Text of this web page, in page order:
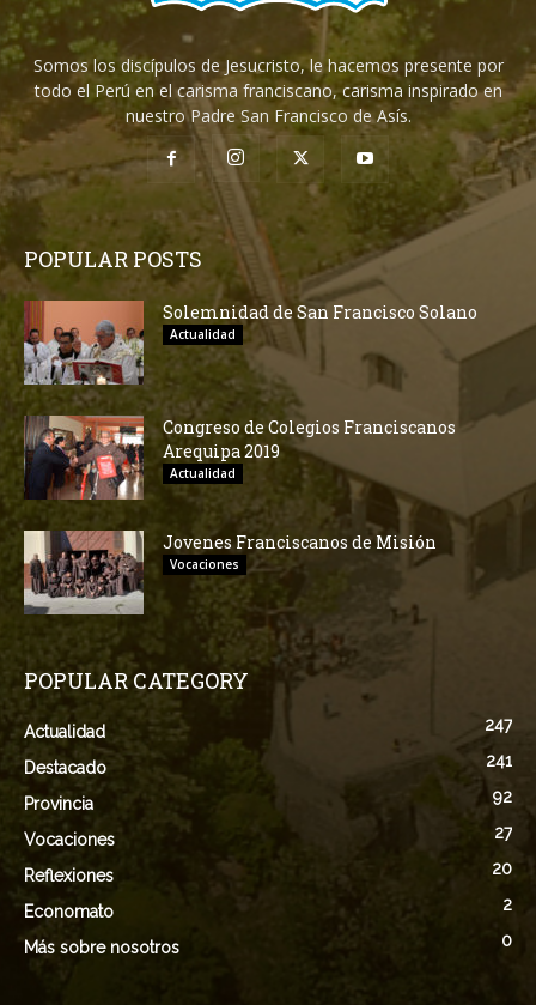
Somos los discípulos de Jesucristo, le hacemos presente por
todo el Perú en el carisma franciscano, carisma inspirado en
nuestro Padre San Francisco de Asís.
POPULAR POSTS
Solemnidad de San Francisco Solano
Actualidad
Congreso de Colegios Franciscanos
Arequipa 2019
Actualidad
Jovenes Franciscanos de Misión
Vocaciones
POPULAR CATEGORY
Actualidad 247
Destacado 241
Provincia 92
Vocaciones 27
Reflexiones 20
Economato 2
Más sobre nosotros 0